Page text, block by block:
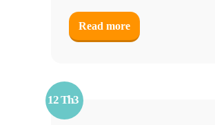
Read more
12 Th3